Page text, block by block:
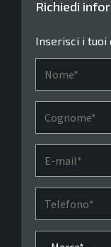
Richiedi
Inserisci i tuoi